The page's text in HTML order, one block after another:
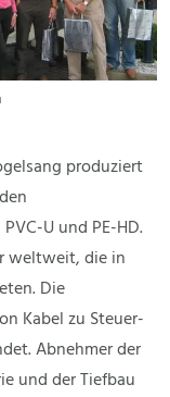
produziert
U und PE-HD.
weltweit, die in
Die
Kabel zu Steuer-
Abnehmer der
und der Tiefbau